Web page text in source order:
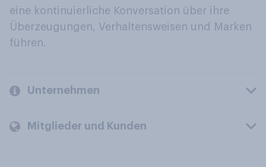
eine kontinuierliche Konversation über ihre
Überzeugungen, Verhaltensweisen und Marken
führen.
Unternehmen
Mitglieder und Kunden